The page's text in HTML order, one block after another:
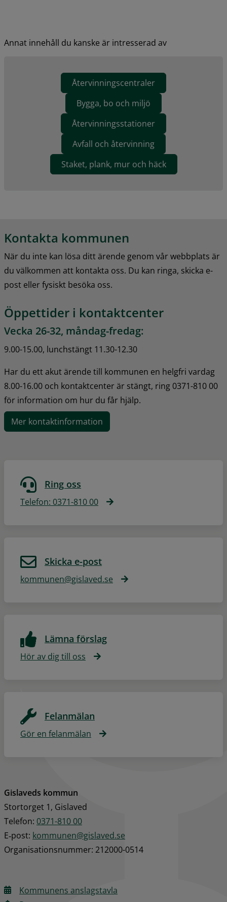
Annat innehåll du kanske är intresserad av
Återvinningscentraler
Bygga, bo och miljö
Återvinningsstationer
Avfall och återvinning
Staket, plank, mur och häck
Kontakta kommunen
När du inte kan lösa ditt ärende genom vår webbplats är
du välkommen att kontakta oss. Du kan ringa, skicka e-
post eller fysiskt besöka oss.
Öppettider i kontaktcenter
Vecka 26-32, måndag-fredag:
9.00-15.00, lunchstängt 11.30-12.30
Har du ett akut ärende till kommunen en helgfri vardag
8.00-16.00 och kontaktcenter är stängt, ring 0371-810 00
för information om hur du får hjälp.
Mer kontaktinformation
Ring oss
Telefon: 0371-810 00
Skicka e-post
kommunen@gislaved.se
Lämna förslag
Hör av dig till oss
Felanmälan
Gör en felanmälan
Gislaveds kommun
Stortorget 1, Gislaved
Telefon: 0371-810 00
E‑post: kommunen@gislaved.se
Organisationsnummer: 212000-0514
Kommunens anslagstavla